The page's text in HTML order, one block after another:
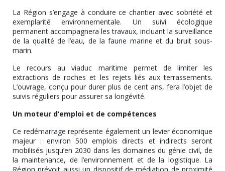
La Région s’engage à conduire ce chantier avec sobriété et
exemplarité environnementale. Un suivi écologique
permanent accompagnera les travaux, incluant la surveillance
de la qualité de l’eau, de la faune marine et du bruit sous-
marin.
Le recours au viaduc maritime permet de limiter les
extractions de roches et les rejets liés aux terrassements.
L’ouvrage, conçu pour durer plus de cent ans, fera l’objet de
suivis réguliers pour assurer sa longévité.
Un moteur d’emploi et de compétences
Ce redémarrage représente également un levier économique
majeur : environ 500 emplois directs et indirects seront
mobilisés jusqu’en 2030 dans les domaines du génie civil, de
la maintenance, de l’environnement et de la logistique. La